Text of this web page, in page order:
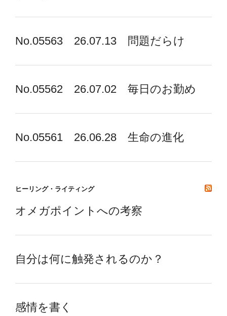
No.05563 26.07.13 問題だらけ
No.05562 26.07.02 毎日のお勤め
No.05561 26.06.28 生命の進化
ヒーリング・ライティング
オメガポイントへの考察
自分は何に触発されるのか？
感情を書く